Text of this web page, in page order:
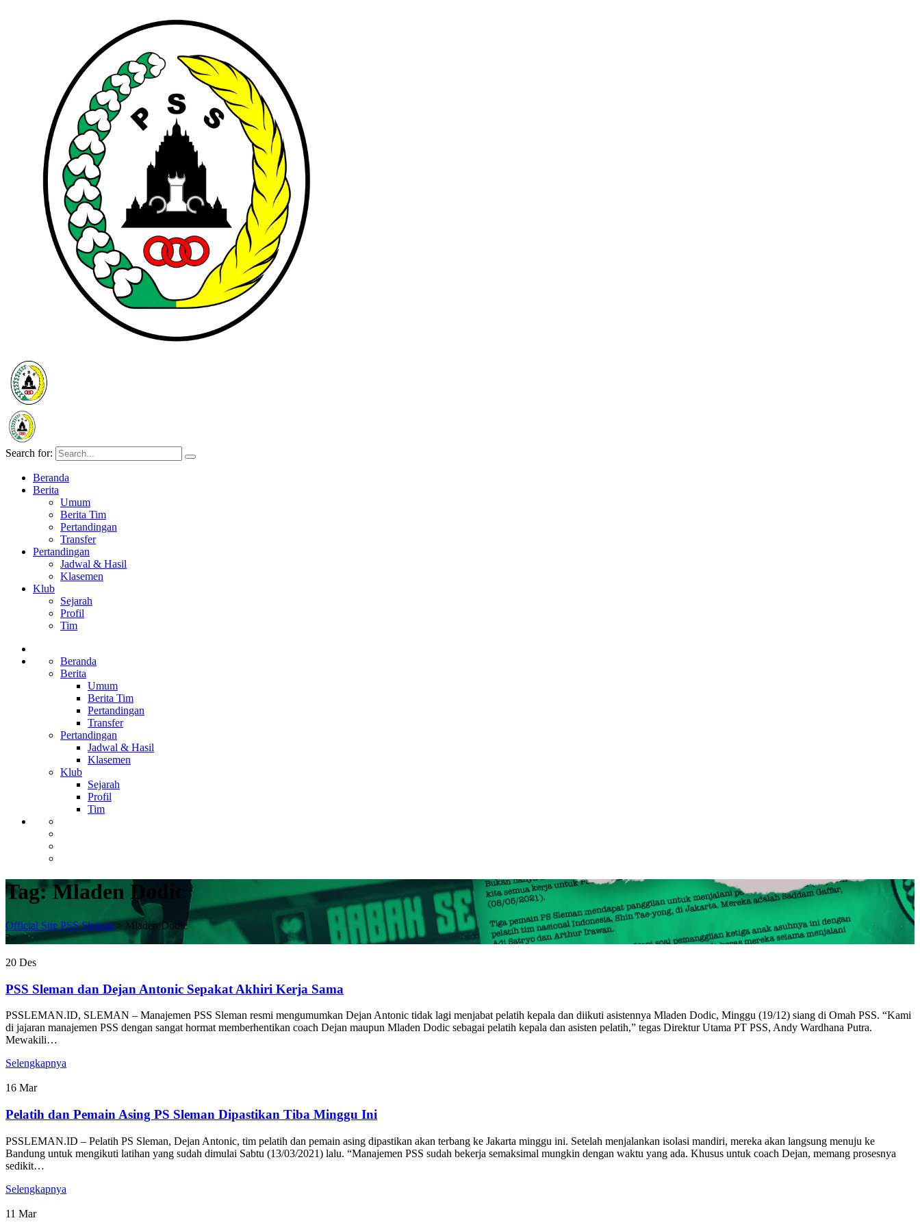
Search for:
Beranda
Berita
Umum
Berita Tim
Pertandingan
Transfer
Pertandingan
Jadwal & Hasil
Klasemen
Klub
Sejarah
Profil
Tim
Beranda
Berita
Umum
Berita Tim
Pertandingan
Transfer
Pertandingan
Jadwal & Hasil
Klasemen
Klub
Sejarah
Profil
Tim
Tag:Mladen Dodic
Official Site PSS Sleman > Mladen Dodic
?>
20 Des
PSS Sleman dan Dejan Antonic Sepakat Akhiri Kerja Sama
PSSLEMAN.ID, SLEMAN – Manajemen PSS Sleman resmi mengumumkan Dejan Antonic tidak lagi menjabat pelatih kepala dan diikuti asistennya Mladen Dodic, Minggu (19/12) siang di Omah PSS. “Kami
di jajaran manajemen PSS dengan sangat hormat memberhentikan coach Dejan maupun Mladen Dodic sebagai pelatih kepala dan asisten pelatih,” tegas Direktur Utama PT PSS, Andy Wardhana Putra.
Mewakili…
Selengkapnya
16 Mar
Pelatih dan Pemain Asing PS Sleman Dipastikan Tiba Minggu Ini
PSSLEMAN.ID – Pelatih PS Sleman, Dejan Antonic, tim pelatih dan pemain asing dipastikan akan terbang ke Jakarta minggu ini. Setelah menjalankan isolasi mandiri, mereka akan langsung menuju ke
Bandung untuk mengikuti latihan yang sudah dimulai Sabtu (13/03/2021) lalu. “Manajemen PSS sudah bekerja semaksimal mungkin dengan waktu yang ada. Khusus untuk coach Dejan, memang prosesnya
sedikit…
Selengkapnya
11 Mar